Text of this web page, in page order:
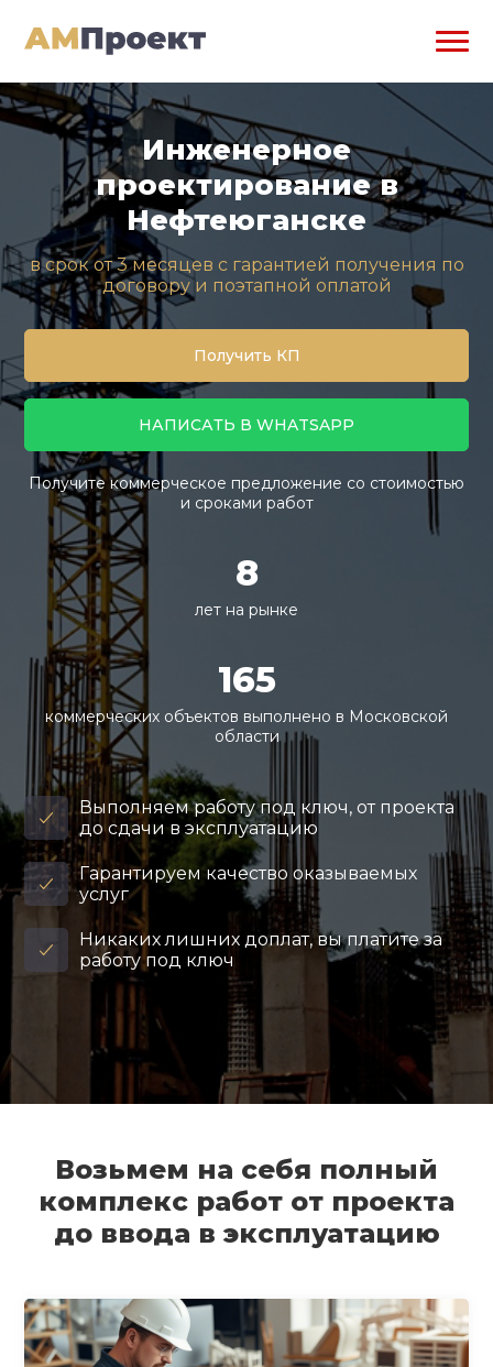
Инженерное
проектирование в
Нефтеюганске
в срок от 3 месяцев с гарантией получения по
договору и поэтапной оплатой
Получить КП
НАПИСАТЬ В WHATSAPP
Получите коммерческое предложение со стоимостью
и сроками работ
8
лет на рынке
165
коммерческих объектов выполнено в Московской
области
Выполняем работу под ключ, от проекта
до сдачи в эксплуатацию
Гарантируем качество оказываемых
услуг
Никаких лишних доплат, вы платите за
работу под ключ
Возьмем на себя полный
комплекс работ от проекта
до ввода в эксплуатацию